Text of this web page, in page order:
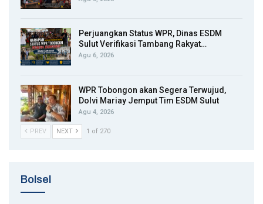
Perjuangkan Status WPR, Dinas ESDM
Sulut Verifikasi Tambang Rakyat…
Agu 6, 2026
WPR Tobongon akan Segera Terwujud,
Dolvi Mariay Jemput Tim ESDM Sulut
Agu 4, 2026
PREV NEXT 1 of 270
Bolsel